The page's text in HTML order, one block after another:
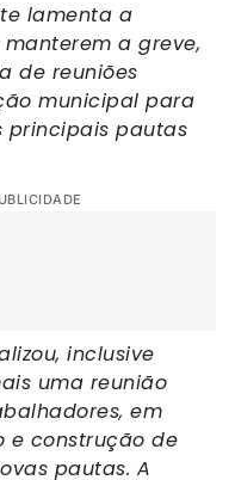
lamenta a
a greve,
de reuniões
municipal para
principais pautas
inclusive
uma reunião
em
e construção de
pautas. A